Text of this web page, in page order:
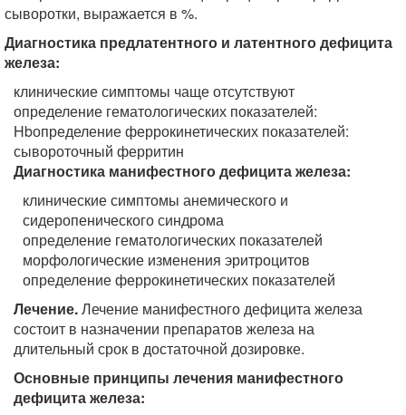
сыворотки, выражается в %.
Диагностика предлатентного и латентного дефицита
железа:
клинические симптомы чаще отсутствуют
определение гематологических показателей:
Hbопределение феррокинетических показателей:
сывороточный ферритин
Диагностика манифестного дефицита железа:
клинические симптомы анемического и
сидеропенического синдрома
определение гематологических показателей
морфологические изменения эритроцитов
определение феррокинетических показателей
Лечение.Лечение манифестного дефицита железа
состоит в назначении препаратов железа на
длительный срок в достаточной дозировке.
Основные принципы лечения манифестного
дефицита железа: